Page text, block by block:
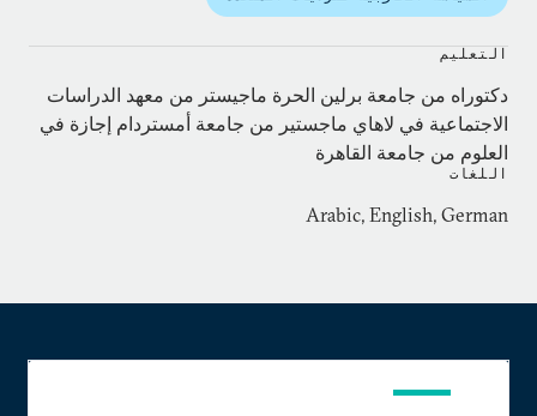
التعليم
دكتوراه من جامعة برلين الحرة ماجيستر من معهد الدراسات
الاجتماعية في لاهاي ماجستير من جامعة أمستردام إجازة في
العلوم من جامعة القاهرة
اللغات
Arabic, English, German